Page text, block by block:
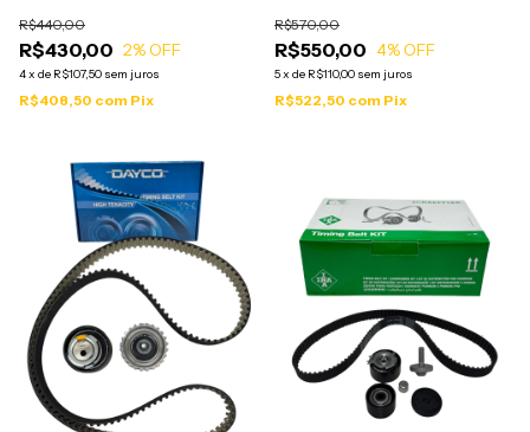
R$430,00
R$440,00
2% OFF
4x de R$107,50 sem juros
R$408,50 com Pix
- KTB759
R$550,00
R$570,00
4% OFF
5x de R$110,00 sem juros
R$522,50 com Pix